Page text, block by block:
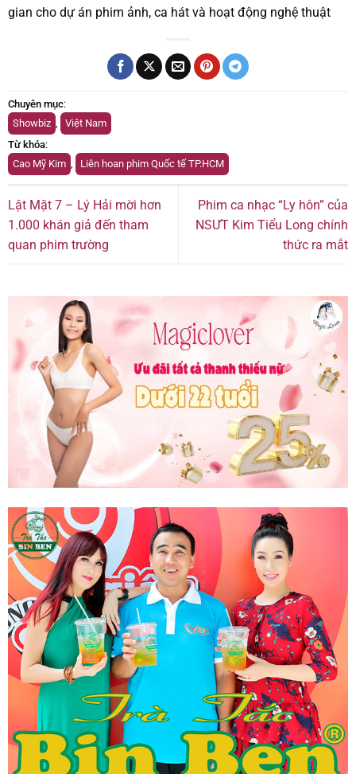
gian cho dự án phim ảnh, ca hát và hoạt động nghệ thuật
Chuyên mục:
Showbiz
Việt Nam
Từ khóa:
Cao Mỹ Kim
Liên hoan phim Quốc tế TP.HCM
Lật Mặt 7 – Lý Hải mời hơn
1.000 khán giả đến tham
quan phim trường
Phim ca nhạc “Ly hôn” của
NSƯT Kim Tiểu Long chính
thức ra mắt